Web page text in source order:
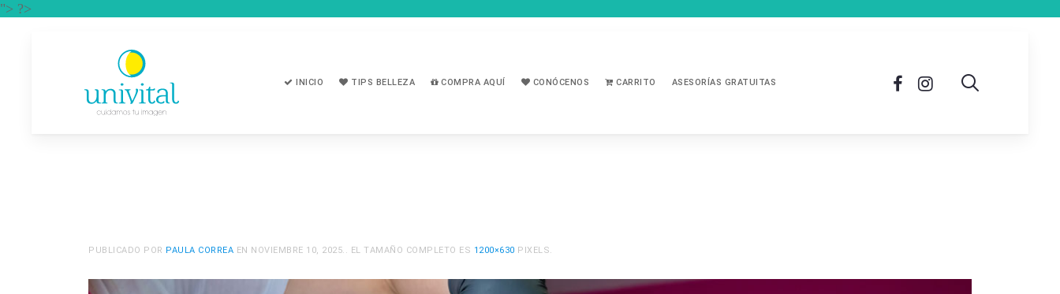
"> ?>
INICIO TIPS BELLEZA COMPRA AQUÍ CONÓCENOS CARRITO ASESORÍAS GRATUITAS
PUBLICADO POR PAULA CORREA EN NOVIEMBRE 10, 2025.. EL TAMAÑO COMPLETO ES 1200×630 PIXELS.